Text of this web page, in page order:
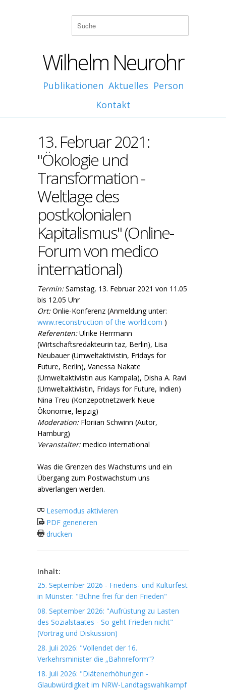
Wilhelm Neurohr
Publikationen Aktuelles Person
Kontakt
13. Februar 2021:
"Ökologie und
Transformation -
Weltlage des
postkolonialen
Kapitalismus" (Online-
Forum von medico
international)
Termin:Samstag, 13. Februar 2021 von 11.05
bis 12.05 Uhr
Ort:Onlie-Konferenz (Anmeldung unter:
www.reconstruction-of-the-world.com )
Referenten:Ulrike Herrmann
(Wirtschaftsredakteurin taz, Berlin), Lisa
Neubauer (Umweltaktivistin, Fridays for
Future, Berlin), Vanessa Nakate
(Umweltaktivistin aus Kampala), Disha A. Ravi
(Umweltaktivistin, Fridays for Future, Indien)
Nina Treu (Konzepotnetzwerk Neue
Ökonomie, leipzig)
Moderation:Floriian Schwinn (Autor,
Hamburg)
Veranstalter:medico international
Was die Grenzen des Wachstums und ein
Übergang zum Postwachstum uns
abverlangen werden.
Lesemodus aktivieren
PDF generieren
drucken
Inhalt:
25. September 2026 - Friedens- und Kulturfest
in Münster: "Bühne frei für den Frieden"
08. September 2026: "Aufrüstung zu Lasten
des Sozialstaates - So geht Frieden nicht"
(Vortrag und Diskussion)
28. Juli 2026: "Vollendet der 16.
Verkehrsminister die „Bahnreform“?
18. Juli 2026: "Diätenerhöhungen -
Glaubwürdigkeit im NRW-Landtagswahlkampf